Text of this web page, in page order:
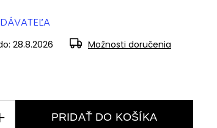
28.8.2026 Možnosti doručenia
PRIDAŤ DO KOŠÍKA